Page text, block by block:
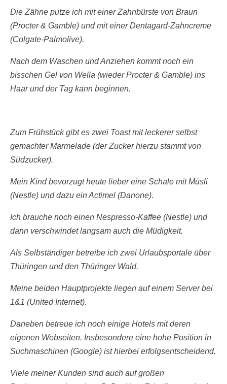
Die Zähne putze ich mit einer Zahnbürste von Braun
(Procter & Gamble) und mit einer Dentagard-Zahncreme
(Colgate-Palmolive).
Nach dem Waschen und Anziehen kommt noch ein
bisschen Gel von Wella (wieder Procter & Gamble) ins
Haar und der Tag kann beginnen.
Zum Frühstück gibt es zwei Toast mit leckerer selbst
gemachter Marmelade (der Zucker hierzu stammt von
Südzucker).
Mein Kind bevorzugt heute lieber eine Schale mit Müsli
(Nestle) und dazu ein Actimel (Danone).
Ich brauche noch einen Nespresso-Kaffee (Nestle) und
dann verschwindet langsam auch die Müdigkeit.
Als Selbständiger betreibe ich zwei Urlaubsportale über
Thüringen und den Thüringer Wald.
Meine beiden Hauptprojekte liegen auf einem Server bei
1&1 (United Internet).
Daneben betreue ich noch einige Hotels mit deren
eigenen Webseiten. Insbesondere eine hohe Position in
Suchmaschinen (Google) ist hierbei erfolgsentscheidend.
Viele meiner Kunden sind auch auf großen